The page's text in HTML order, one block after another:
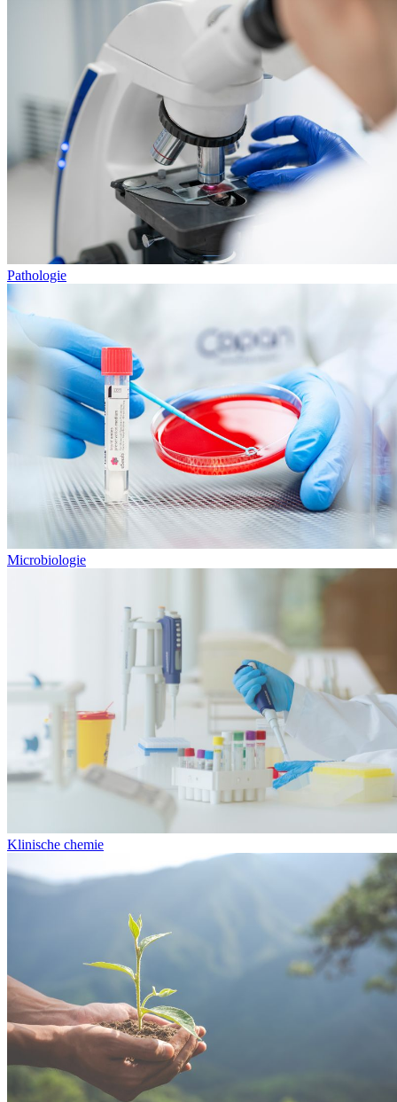
Pathologie
Microbiologie
Klinische chemie